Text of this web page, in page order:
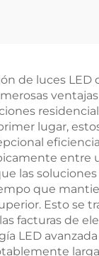
de luces LED
lugar,
entre
las
que
Esto se
facturas de
LED